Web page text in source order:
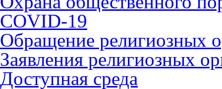
COVID-19
Обращение религиозных
Заявления религиозных
Доступная среда